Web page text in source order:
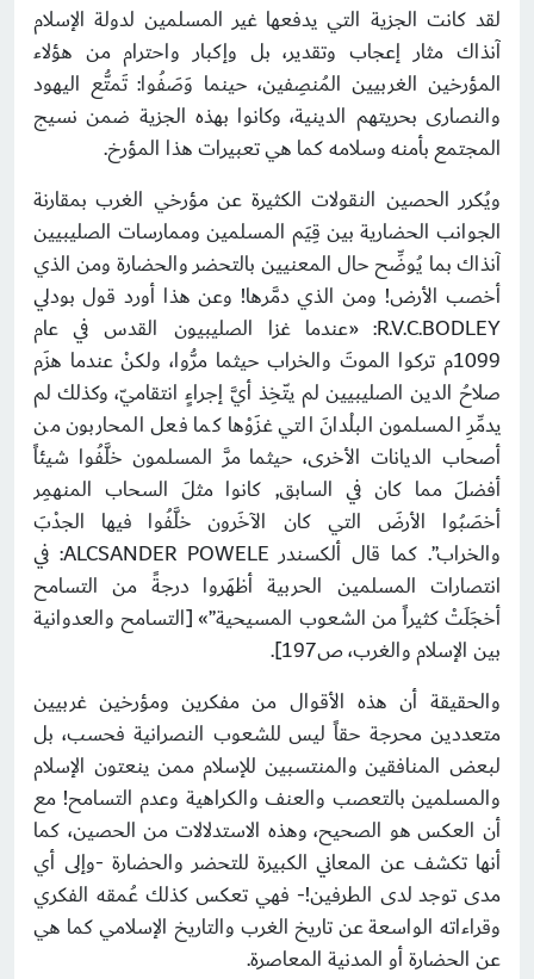
لقد كانت الجزية التي يدفعها غير المسلمين لدولة الإسلام
آنذاك مثار إعجاب وتقدير، بل وإكبار واحترام من هؤلاء
المؤرخين الغربيين المُنصِفين، حينما وَصَفُوا: تَمتُّع اليهود
والنصارى بحريتهم الدينية، وكانوا بهذه الجزية ضمن نسيج
المجتمع بأمنه وسلامه كما هي تعبيرات هذا المؤرخ.
ويُكرر الحصين النقولات الكثيرة عن مؤرخي الغرب بمقارنة
الجوانب الحضارية بين قِيَم المسلمين وممارسات الصليبيين
آنذاك بما يُوضِّح حال المعنيين بالتحضر والحضارة ومن الذي
أخصب الأرض! ومن الذي دمَّرها! وعن هذا أورد قول بودلي
R.V.C.BODLEY: «عندما غزا الصليبيون القدس في عام
1099م تركوا الموتَ والخراب حيثما مرُّوا، ولكنْ عندما هزَم
صلاحُ الدين الصليبيين لم يتّخِذ أيَّ إجراءٍ انتقاميّ، وكذلك لم
يدمِّرِ المسلمون البلْدانَ التي غزَوْها كما فعل المحاربون من
أصحاب الديانات الأخرى، حيثما مرَّ المسلمون خلَّفُوا شيئاً
أفضلَ مما كان في السابق, كانوا مثلَ السحاب المنهمِر
أخصَبُوا الأرضَ التي كان الآخَرون خلَّفُوا فيها الجدْبَ
والخراب”. كما قال ألكسندر ALCSANDER POWELE: في
انتصارات المسلمين الحربية أظهَروا درجةً من التسامح
أخجَلَتْ كثيراً من الشعوب المسيحية”» [التسامح والعدوانية
بين الإسلام والغرب، ص197].
والحقيقة أن هذه الأقوال من مفكرين ومؤرخين غربيين
متعددين محرجة حقاً ليس للشعوب النصرانية فحسب، بل
لبعض المنافقين والمنتسبين للإسلام ممن ينعتون الإسلام
والمسلمين بالتعصب والعنف والكراهية وعدم التسامح! مع
أن العكس هو الصحيح، وهذه الاستدلالات من الحصين، كما
أنها تكشف عن المعاني الكبيرة للتحضر والحضارة -وإلى أي
مدى توجد لدى الطرفين!- فهي تعكس كذلك عُمقه الفكري
وقراءاته الواسعة عن تاريخ الغرب والتاريخ الإسلامي كما هي
عن الحضارة أو المدنية المعاصرة.